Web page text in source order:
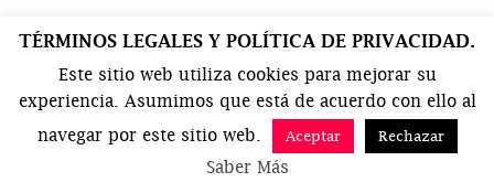
TÉRMINOS LEGALES Y POLÍTICA DE PRIVACIDAD.
Este sitio web utiliza cookies para mejorar su
experiencia. Asumimos que está de acuerdo con ello al
navegar por este sitio web.
Aceptar Rechazar
Saber Más